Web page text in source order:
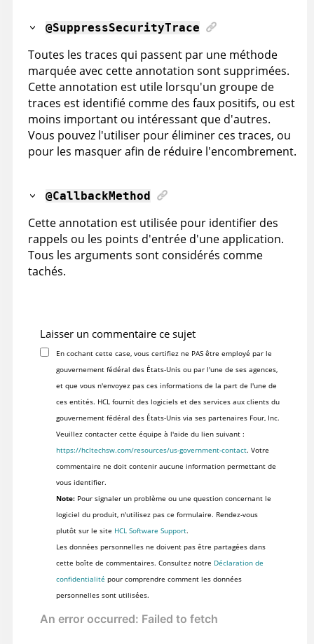
@SuppressSecurityTrace
Toutes les traces qui passent par une méthode
marquée avec cette annotation sont supprimées.
Cette annotation est utile lorsqu'un groupe de
traces est identifié comme des faux positifs, ou est
moins important ou intéressant que d'autres.
Vous pouvez l'utiliser pour éliminer ces traces, ou
pour les masquer afin de réduire l'encombrement.
@CallbackMethod
Cette annotation est utilisée pour identifier des
rappels ou les points d'entrée d'une application.
Tous les arguments sont considérés comme
tachés.
Laisser un commentaire ce sujet
En cochant cette case, vous certifiez ne PAS être employé par le
gouvernement fédéral des États-Unis ou par l'une de ses agences,
et que vous n'envoyez pas ces informations de la part de l'une de
ces entités. HCL fournit des logiciels et des services aux clients du
gouvernement fédéral des États-Unis via ses partenaires Four, Inc.
Veuillez contacter cette équipe à l'aide du lien suivant :
https://hcltechsw.com/resources/us-government-contact. Votre
commentaire ne doit contenir aucune information permettant de
vous identifier.
Note:Pour signaler un problème ou une question concernant le
logiciel du produit, n'utilisez pas ce formulaire. Rendez-vous
plutôt sur le site HCL Software Support.
Les données personnelles ne doivent pas être partagées dans
cette boîte de commentaires. Consultez notre Déclaration de
confidentialité pour comprendre comment les données
personnelles sont utilisées.